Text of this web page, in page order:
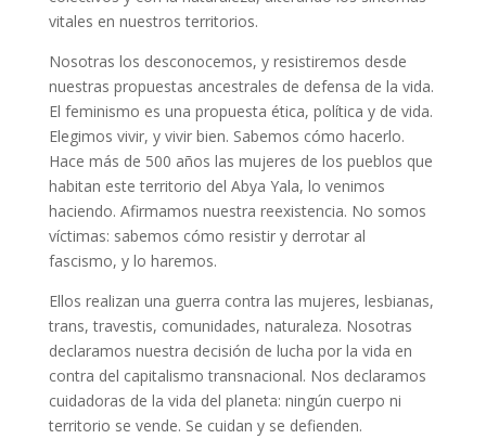
vitales en nuestros territorios.
Nosotras los desconocemos, y resistiremos desde
nuestras propuestas ancestrales de defensa de la vida.
El feminismo es una propuesta ética, política y de vida.
Elegimos vivir, y vivir bien. Sabemos cómo hacerlo.
Hace más de 500 años las mujeres de los pueblos que
habitan este territorio del Abya Yala, lo venimos
haciendo. Afirmamos nuestra reexistencia. No somos
víctimas: sabemos cómo resistir y derrotar al
fascismo, y lo haremos.
Ellos realizan una guerra contra las mujeres, lesbianas,
trans, travestis, comunidades, naturaleza. Nosotras
declaramos nuestra decisión de lucha por la vida en
contra del capitalismo transnacional. Nos declaramos
cuidadoras de la vida del planeta: ningún cuerpo ni
territorio se vende. Se cuidan y se defienden.